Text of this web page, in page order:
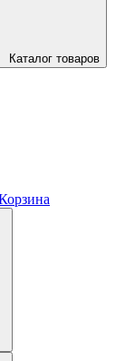
Каталог товаров